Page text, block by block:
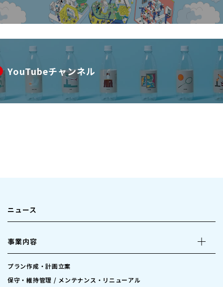
YouTubeチャンネル
ニュース
事業内容
プラン作成・計画立案
保守・維持管理 / メンテナンス・リニューアル